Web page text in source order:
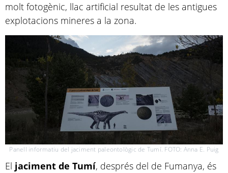
molt fotogènic, llac artificial resultat de les antigues
explotacions mineres a la zona.
Panell informatiu del jaciment paleontològic de Tumí. FOTO: Anna E. Puig
El jaciment de Tumí, després del de Fumanya, és